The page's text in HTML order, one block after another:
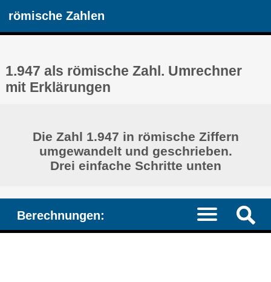
römische Zahlen
1.947 als römische Zahl. Umrechner
mit Erklärungen
Die Zahl 1.947 in römische Ziffern
umgewandelt und geschrieben.
Drei einfache Schritte unten
Berechnungen: